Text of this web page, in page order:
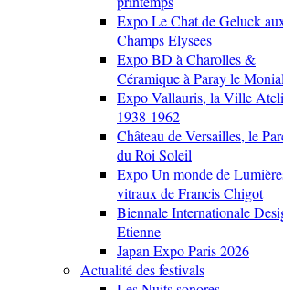
Expo Le Chat de Geluck
Champs Elysees
Expo BD à Charolles &
Céramique à Paray le
Expo Vallauris, la Ville
1938-1962
Château de Versailles, le
du Roi Soleil
Expo Un monde de
vitraux de Francis Chigot
Biennale Internationale
Etienne
Japan Expo Paris 2026
Actualité des festivals